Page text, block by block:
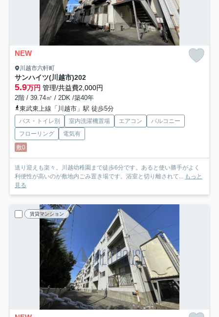
NEW
川越市六軒町
サンハイツ(川越市)202
5.9万円 管理/共益費2,000円
2階 / 39.74㎡ / 2DK /築40年
東武東上線「川越市」駅 徒歩5分
バス・トイレ別 室内洗濯機置場 エアコン
バルコニー
フローリング
電気有
敷0
送り迎えも楽々。川越幼稚園まで徒歩6分です。あると使い勝手がよく
利便性が高いのが敷地内ごみ置き場です。浴室と切り離されて... もっと
見る
賃貸マンション